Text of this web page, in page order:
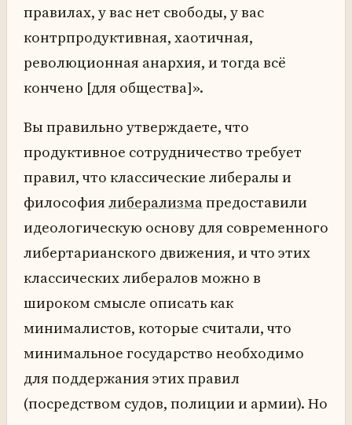
правилах, у вас нет свободы, у вас
контрпродуктивная, хаотичная,
революционная анархия, и тогда всё
кончено [для общества]».
Вы правильно утверждаете, что
продуктивное сотрудничество требует
правил, что классические либералы и
философия либерализмапредоставили
идеологическую основу для современного
либертарианского движения, и что этих
классических либералов можно в
широком смысле описать как
минималистов, которые считали, что
минимальное государство необходимо
для поддержания этих правил
(посредством судов, полиции и армии). Но